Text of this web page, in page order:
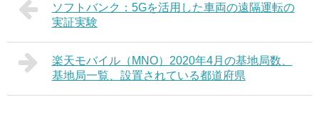
ソフトバンク：5Gを活用した車両の遠隔運転の
実証実験
楽天モバイル（MNO）2020年4月の基地局数、
基地局一覧、設置されている都道府県